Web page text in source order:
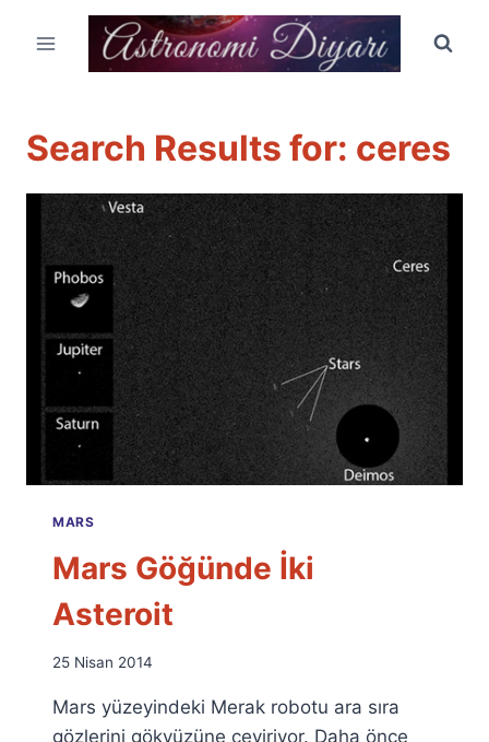
Search Results for: ceres
MARS
Mars Göğünde İki
Asteroit
By
Fuat
Özyar
25 Nisan 2014
Mars yüzeyindeki Merak robotu ara sıra
gözlerini gökyüzüne çeviriyor. Daha önce